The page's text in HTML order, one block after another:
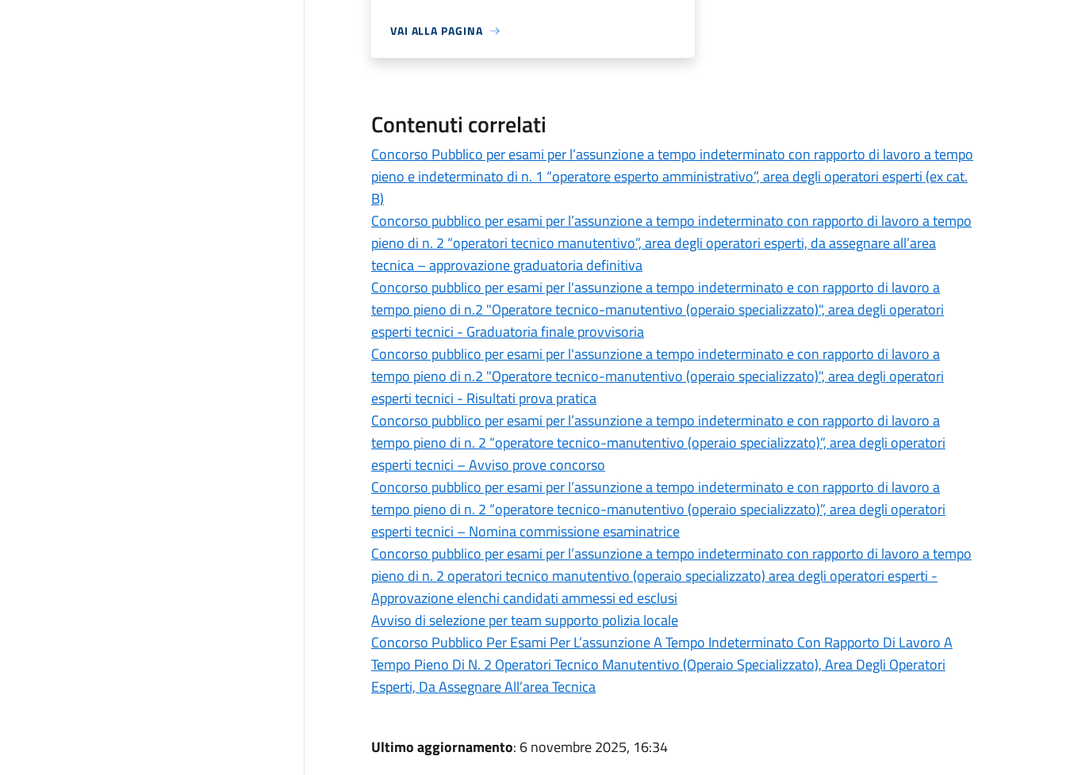
VAI ALLA PAGINA
Contenuti correlati
Concorso Pubblico per esami per l’assunzione a tempo indeterminato con rapporto di lavoro a tempo
pieno e indeterminato di n. 1 “operatore esperto amministrativo”, area degli operatori esperti (ex cat.
B)
Concorso pubblico per esami per l’assunzione a tempo indeterminato con rapporto di lavoro a tempo
pieno di n. 2 “operatori tecnico manutentivo”, area degli operatori esperti, da assegnare all’area
tecnica – approvazione graduatoria definitiva
Concorso pubblico per esami per l'assunzione a tempo indeterminato e con rapporto di lavoro a
tempo pieno di n.2 "Operatore tecnico-manutentivo (operaio specializzato)", area degli operatori
esperti tecnici - Graduatoria finale provvisoria
Concorso pubblico per esami per l'assunzione a tempo indeterminato e con rapporto di lavoro a
tempo pieno di n.2 "Operatore tecnico-manutentivo (operaio specializzato)", area degli operatori
esperti tecnici - Risultati prova pratica
Concorso pubblico per esami per l’assunzione a tempo indeterminato e con rapporto di lavoro a
tempo pieno di n. 2 “operatore tecnico-manutentivo (operaio specializzato)”, area degli operatori
esperti tecnici – Avviso prove concorso
Concorso pubblico per esami per l’assunzione a tempo indeterminato e con rapporto di lavoro a
tempo pieno di n. 2 “operatore tecnico-manutentivo (operaio specializzato)”, area degli operatori
esperti tecnici – Nomina commissione esaminatrice
Concorso pubblico per esami per l’assunzione a tempo indeterminato con rapporto di lavoro a tempo
pieno di n. 2 operatori tecnico manutentivo (operaio specializzato) area degli operatori esperti -
Approvazione elenchi candidati ammessi ed esclusi
Avviso di selezione per team supporto polizia locale
Concorso Pubblico Per Esami Per L’assunzione A Tempo Indeterminato Con Rapporto Di Lavoro A
Tempo Pieno Di N. 2 Operatori Tecnico Manutentivo (Operaio Specializzato), Area Degli Operatori
Esperti, Da Assegnare All’area Tecnica
Ultimo aggiornamento: 6 novembre 2025, 16:34